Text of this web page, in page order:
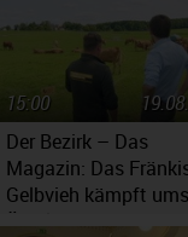
Der Bezirk – Das
Magazin: Das
Gelbvieh kämpft ums
Überleben
15:00